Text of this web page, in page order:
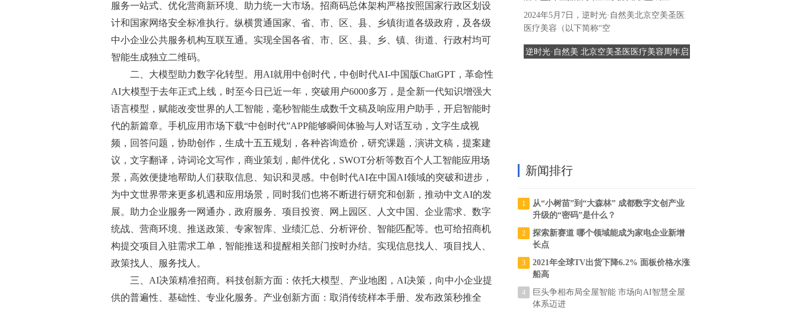
服务一站式、优化营商新环境、助力统一大市场。招商码总体架构严格按照国家行政区划设
计和国家网络安全标准执行。纵横贯通国家、省、市、区、县、乡镇街道各级政府，及各级
中小企业公共服务机构互联互通。实现全国各省、市、区、县、乡、镇、街道、行政村均可
智能生成独立二维码。
二、大模型助力数字化转型。用AI就用中创时代，中创时代AI-中国版ChatGPT，革命性
AI大模型于去年正式上线，时至今日已近一年，突破用户6000多万，是全新一代知识增强大
语言模型，赋能改变世界的人工智能，毫秒智能生成数千文稿及响应用户助手，开启智能时
代的新篇章。手机应用市场下载“中创时代”APP能够瞬间体验与人对话互动，文字生成视
频，回答问题，协助创作，生成十五五规划，各种咨询造价，研究课题，演讲文稿，提案建
议，文字翻译，诗词论文写作，商业策划，邮件优化，SWOT分析等数百个人工智能应用场
景，高效便捷地帮助人们获取信息、知识和灵感。中创时代AI在中国AI领域的突破和进步，
为中文世界带来更多机遇和应用场景，同时我们也将不断进行研究和创新，推动中文AI的发
展。助力企业服务一网通办，政府服务、项目投资、网上园区、人文中国、企业需求、数字
统战、营商环境、推送政策、专家智库、业绩汇总、分析评价、智能匹配等。也可给招商机
构提交项目入驻需求工单，智能推送和提醒相关部门按时办结。实现信息找人、项目找人、
政策找人、服务找人。
三、AI决策精准招商。科技创新方面：依托大模型、产业地图，AI决策，向中小企业提
供的普遍性、基础性、专业化服务。产业创新方面：取消传统样本手册、发布政策秒推全
逆时光·自然美 北京空美圣医医疗美容周年启
2024年5月7日，逆时光·自然美北京空美圣医
医疗美容（以下简称“空
新闻排行
1
从“小树苗”到“大森林” 成都数字文创产业
升级的“密码”是什么？
2
探索新赛道 哪个领域能成为家电企业新增
长点
3
2021年全球TV出货下降6.2% 面板价格水涨
船高
4
巨头争相布局全屋智能 市场向AI智慧全屋
体系迈进